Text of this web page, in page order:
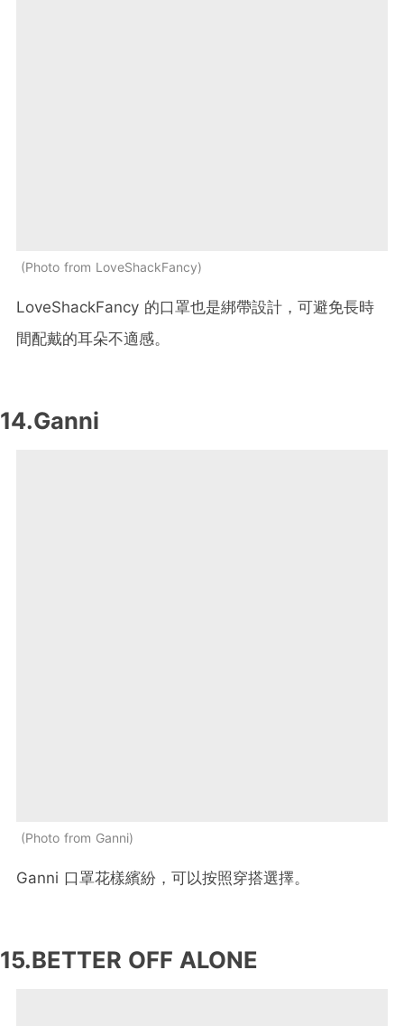
Photo from LoveShackFancy
LoveShackFancy 的口罩也是綁帶設計，可避免長時
間配戴的耳朵不適感。
14.Ganni
Photo from Ganni
Ganni 口罩花樣繽紛，可以按照穿搭選擇。
15.BETTER OFF ALONE